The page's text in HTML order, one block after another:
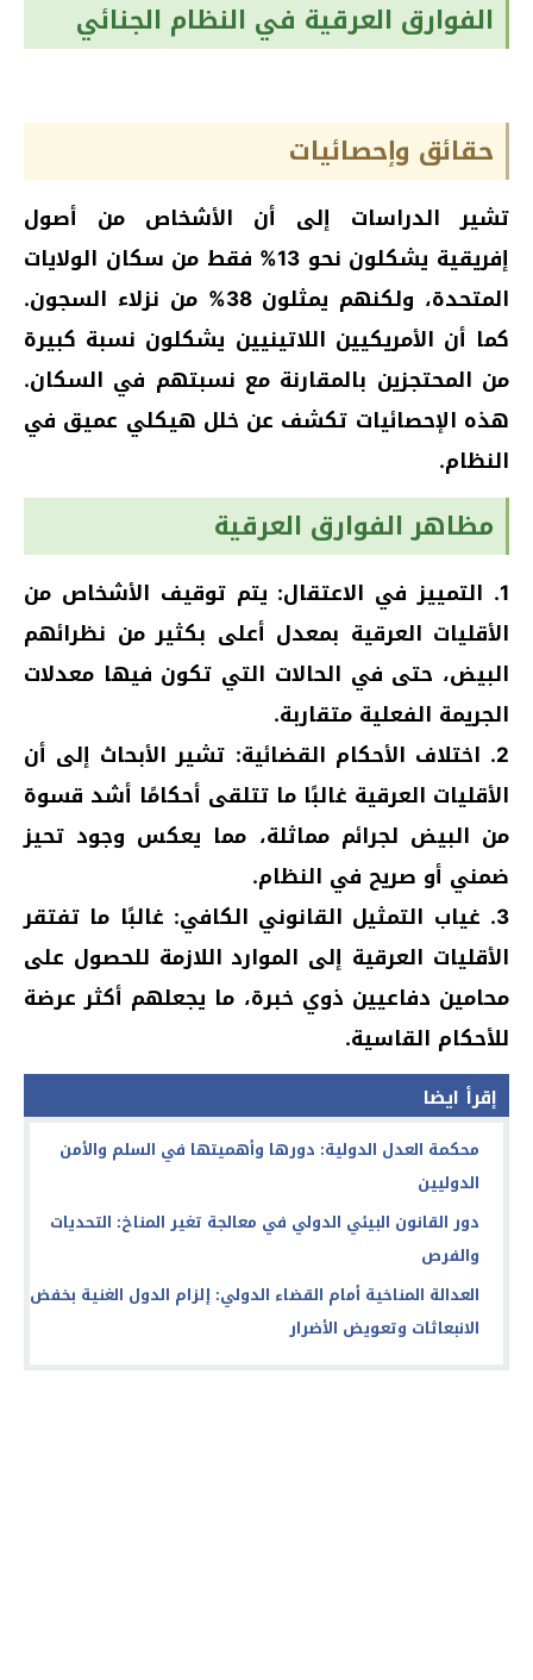
الفوارق العرقية في النظام الجنائي
حقائق وإحصائيات
تشير الدراسات إلى أن الأشخاص من أصول
إفريقية يشكلون نحو 13% فقط من سكان الولايات
المتحدة، ولكنهم يمثلون 38% من نزلاء السجون.
كما أن الأمريكيين اللاتينيين يشكلون نسبة كبيرة
من المحتجزين بالمقارنة مع نسبتهم في السكان.
هذه الإحصائيات تكشف عن خلل هيكلي عميق في
النظام.
مظاهر الفوارق العرقية
1. التمييز في الاعتقال: يتم توقيف الأشخاص من
الأقليات العرقية بمعدل أعلى بكثير من نظرائهم
البيض، حتى في الحالات التي تكون فيها معدلات
الجريمة الفعلية متقاربة.
2. اختلاف الأحكام القضائية: تشير الأبحاث إلى أن
الأقليات العرقية غالبًا ما تتلقى أحكامًا أشد قسوة
من البيض لجرائم مماثلة، مما يعكس وجود تحيز
ضمني أو صريح في النظام.
3. غياب التمثيل القانوني الكافي: غالبًا ما تفتقر
الأقليات العرقية إلى الموارد اللازمة للحصول على
محامين دفاعيين ذوي خبرة، ما يجعلهم أكثر عرضة
للأحكام القاسية.
إقرأ ايضا
محكمة العدل الدولية: دورها وأهميتها في السلم والأمن
الدوليين
دور القانون البيئي الدولي في معالجة تغير المناخ: التحديات
والفرص
العدالة المناخية أمام القضاء الدولي: إلزام الدول الغنية بخفض
الانبعاثات وتعويض الأضرار